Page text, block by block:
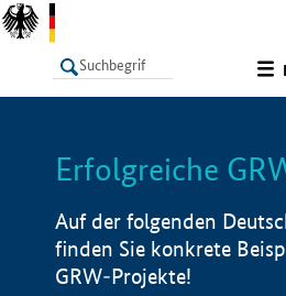
LISTE
Erfolgreiche
Auf der folgenden
finden Sie konkrete
GRW-Projekte!